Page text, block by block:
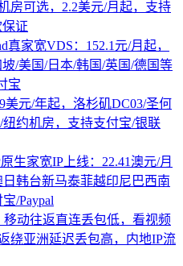
房可选，2.2美元/月起，支持
保证
真家宽VDS：152.1元/月起，
/美国/日本/韩国/英国/德国等
宝
美元/年起，洛杉矶DC03/圣何
约机房，支持支付宝/银联
生家宽IP上线：22.41澳元/月
韩台新马泰菲越印尼巴西南
/Paypal
移动往返直连丢包低，看视频
绕亚洲延迟丢包高，内地IP流